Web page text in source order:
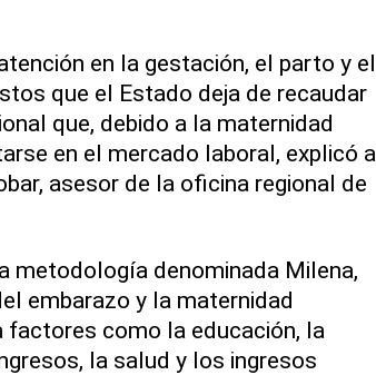
en la gestación, el parto y el
que el Estado deja de recaudar
que, debido a la maternidad
en el mercado laboral, explicó a
asesor de la oficina regional de
metodología denominada Milena,
embarazo y la maternidad
como la educación, la
la salud y los ingresos